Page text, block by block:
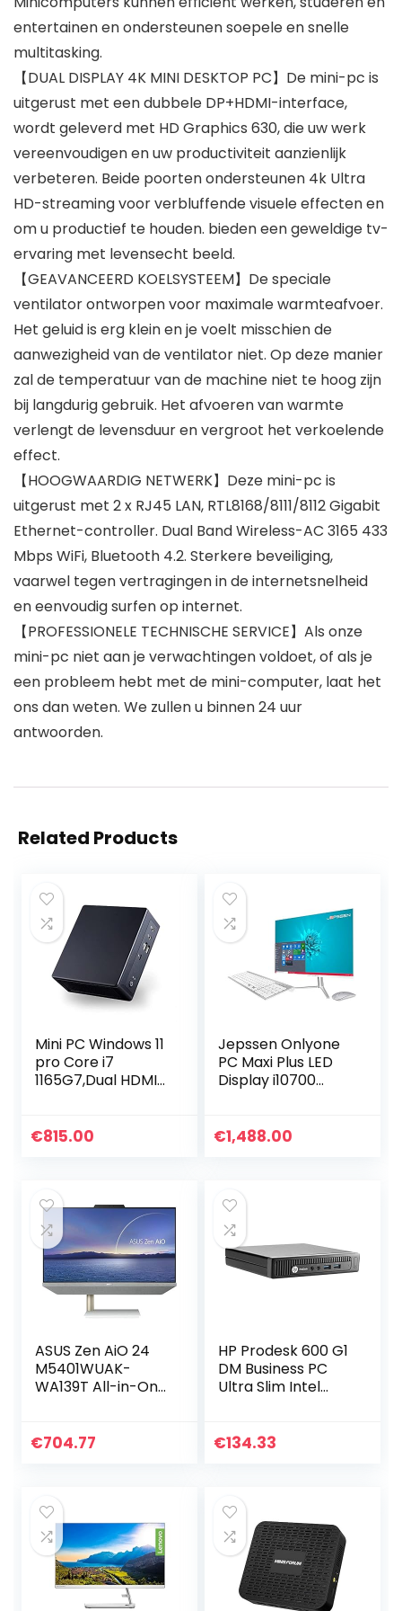
entertainen en ondersteunen soepele en snelle
multitasking.
【DUAL DISPLAY 4K MINI DESKTOP PC】De mini-pc is
uitgerust met een dubbele DP+HDMI-interface,
wordt geleverd met HD Graphics 630, die uw werk
vereenvoudigen en uw productiviteit aanzienlijk
verbeteren. Beide poorten ondersteunen 4k Ultra
HD-streaming voor verbluffende visuele effecten en
om u productief te houden. bieden een geweldige tv-
ervaring met levensecht beeld.
【GEAVANCEERD KOELSYSTEEM】De speciale
ventilator ontworpen voor maximale warmteafvoer.
Het geluid is erg klein en je voelt misschien de
aanwezigheid van de ventilator niet. Op deze manier
zal de temperatuur van de machine niet te hoog zijn
bij langdurig gebruik. Het afvoeren van warmte
verlengt de levensduur en vergroot het verkoelende
effect.
【HOOGWAARDIG NETWERK】Deze mini-pc is
uitgerust met 2 x RJ45 LAN, RTL8168/8111/8112 Gigabit
Ethernet-controller. Dual Band Wireless-AC 3165 433
Mbps WiFi, Bluetooth 4.2. Sterkere beveiliging,
vaarwel tegen vertragingen in de internetsnelheid
en eenvoudig surfen op internet.
【PROFESSIONELE TECHNISCHE SERVICE】Als onze
mini-pc niet aan je verwachtingen voldoet, of als je
een probleem hebt met de mini-computer, laat het
ons dan weten. We zullen u binnen 24 uur
antwoorden.
Related Products
Mini PC Windows 11
pro Core i7
1165G7,Dual HDMI
Hz HTPC,Mini DP
€815.00
Jepssen Onlyone
PC Maxi Plus LED
Display i10700
PRO
€1,488.00
ASUS Zen AiO 24
M5401WUAK-
WA139T All-in-One
glare, AMD Ryzen 3
€704.77
HP Prodesk 600 G1
DM Business PC
Ultra Slim Intel
HDD 24 maanden
€134.33